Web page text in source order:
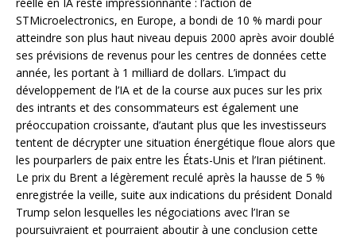
STMicroelectronics, en Europe, a bondi de 10 % mardi pour
atteindre son plus haut niveau depuis 2000 après avoir doublé
ses prévisions de revenus pour les centres de données cette
année, les portant à 1 milliard de dollars. L’impact du
développement de l’IA et de la course aux puces sur les prix
des intrants et des consommateurs est également une
préoccupation croissante, d’autant plus que les investisseurs
tentent de décrypter une situation énergétique floue alors que
les pourparlers de paix entre les États-Unis et l’Iran piétinent.
Le prix du Brent a légèrement reculé après la hausse de 5 %
enregistrée la veille, suite aux indications du président Donald
Trump selon lesquelles les négociations avec l’Iran se
poursuivraient et pourraient aboutir à une conclusion cette